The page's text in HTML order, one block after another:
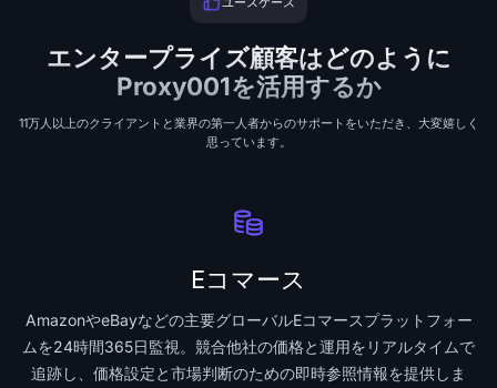
エンタープライズ顧客はどのように
Proxy001を活用するか
11万人以上のクライアントと業界の第一人者からのサポートをいただき、大変嬉しく
思っています。
Eコマース
AmazonやeBayなどの主要グローバルEコマースプラットフォー
ムを24時間365日監視。競合他社の価格と運用をリアルタイムで
追跡し、価格設定と市場判断のための即時参照情報を提供しま